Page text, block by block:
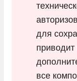
для
все